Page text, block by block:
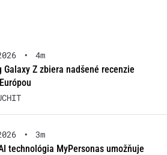
•
4m
Galaxy Z zbiera nadšené recenzie
•
3m
technológia MyPersonas umožňuje